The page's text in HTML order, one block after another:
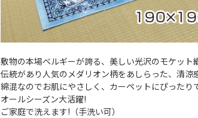
敷物の本場ベルギーが誇る、美しい光沢のモケット
伝統があり人気のメダリオン柄をあしらった、清涼
綿混なのでお肌にやさしく、カーペットにぴったり
オールシーズン大活躍!
ご家庭で洗えます!（手洗い可）